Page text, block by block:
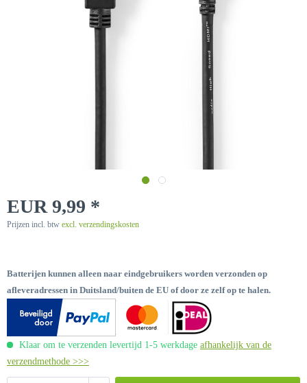
EUR 9,99 *
Prijzen incl. btw excl. verzendingskosten
Batterijen kunnen alleen naar eindgebruikers worden verzonden op
afleveradressen in Duitsland/buiten de EU of door ze zelf op te halen.
Klaar om te verzenden levertijd 1-5 werkdage afhankelijk van de
verzendmethode >>>